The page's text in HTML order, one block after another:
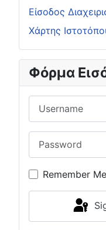
Είσοδος
Χάρτης
Φόρμα
Remember Me